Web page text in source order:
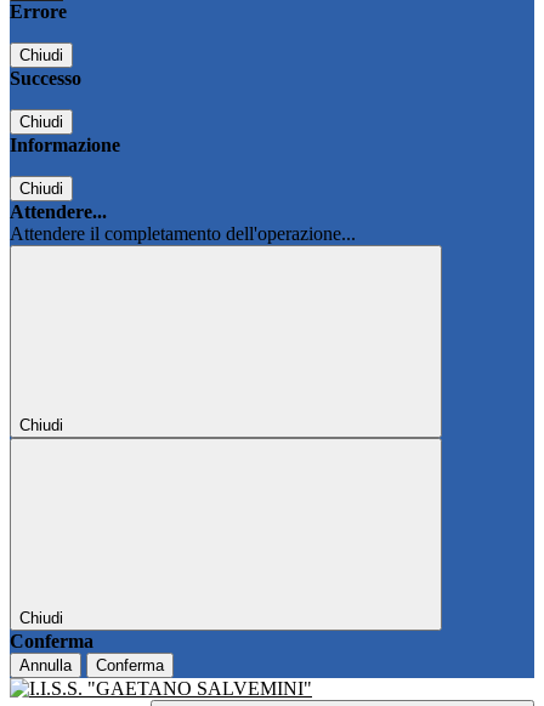
Errore
Chiudi
Successo
Chiudi
Informazione
Chiudi
Attendere...
Attendere il completamento dell'operazione...
Chiudi
Chiudi
Conferma
Annulla Conferma